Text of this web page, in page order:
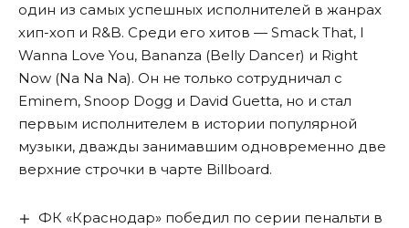
один из самых успешных исполнителей в жанрах
хип-хоп и R&B. Среди его хитов — Smack That, I
Wanna Love You, Bananza (Belly Dancer) и Right
Now (Na Na Na). Он не только сотрудничал с
Eminem, Snoop Dogg и David Guetta, но и стал
первым исполнителем в истории популярной
музыки, дважды занимавшим одновременно две
верхние строчки в чарте Billboard.
ФК «Краснодар» победил по серии пенальти в